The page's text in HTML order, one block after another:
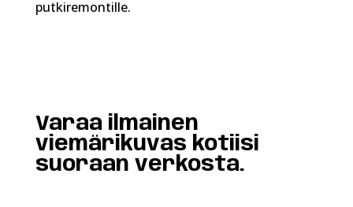
putkiremontille.
Varaa ilmainen
viemärikuvas kotiisi
suoraan verkosta.